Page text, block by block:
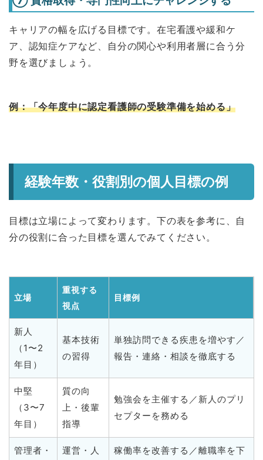
キャリアの幅を広げる目標です。在宅看護や緩和ケ
ア、認知症ケアなど、自分の関心や利用者層に合う分
野を選びましょう。
例：「今年度中に認定看護師の受験準備を始める」
経験年数・役割別の個人目標の例
目標は立場によって変わります。下の表を参考に、自
分の役割に合った目標を選んでみてください。
立場
重視する
視点
目標例
新人
（1〜2
年目）
基本技術
の習得
単独訪問できる疾患を増やす／
報告・連絡・相談を徹底する
中堅
（3〜7
年目）
質の向
上・後輩
指導
勉強会を主催する／新人のプリ
セプターを務める
管理者・
運営・人
稼働率を改善する／離職率を下